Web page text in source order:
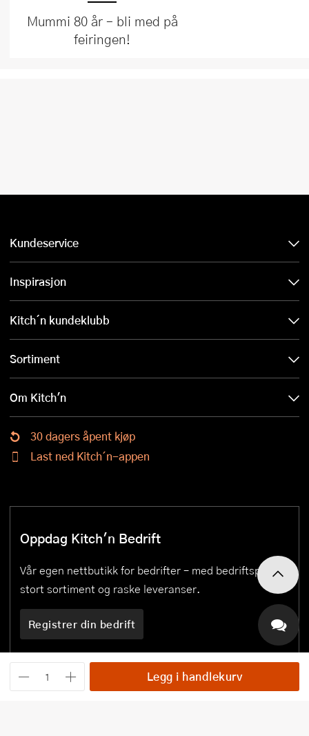
Legg i handlekurv
Mummi 80 år – bli med på
feiringen!
Kundeservice
Inspirasjon
Kitch´n kundeklubb
Sortiment
Om Kitch'n
30 dagers åpent kjøp
Last ned Kitch´n-appen
Oppdag Kitch'n Bedrift
Vår egen nettbutikk for bedrifter – med bedriftspriser,
stort sortiment og raske leveranser.
Registrer din bedrift